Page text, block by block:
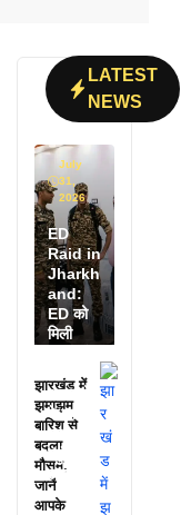
LATEST
NEWS
July
31,
2026
ED
Raid in
Jharkh
and:
ED को
मिली
25
अफसरों
के नाम,
हर महीने
पहुंचते थे
लाखों!
झारखंड में
झमाझम
बारिश से
बदला
मौसम,
जानें
आपके